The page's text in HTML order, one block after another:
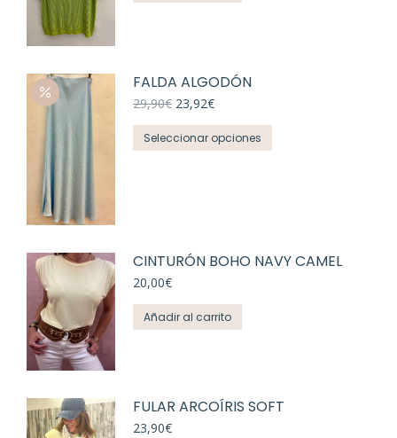
FALDA ALGODÓN
29,90€ El
original
era:
23,92€El
actual
es:
Seleccionar opciones
producto
opciones
de
CINTURÓN BOHO NAVY CAMEL
20,00€
Añadir al carrito
FULAR ARCOÍRIS SOFT
23,90€